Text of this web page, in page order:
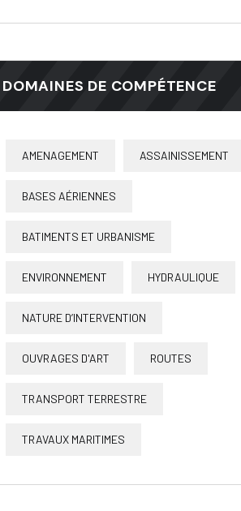
DOMAINES DE COMPÉTENCE
AMENAGEMENT ASSAINISSEMENT
BASES AÉRIENNES
BATIMENTS ET URBANISME
ENVIRONNEMENT HYDRAULIQUE
NATURE D’INTERVENTION
OUVRAGES D'ART ROUTES
TRANSPORT TERRESTRE
TRAVAUX MARITIMES